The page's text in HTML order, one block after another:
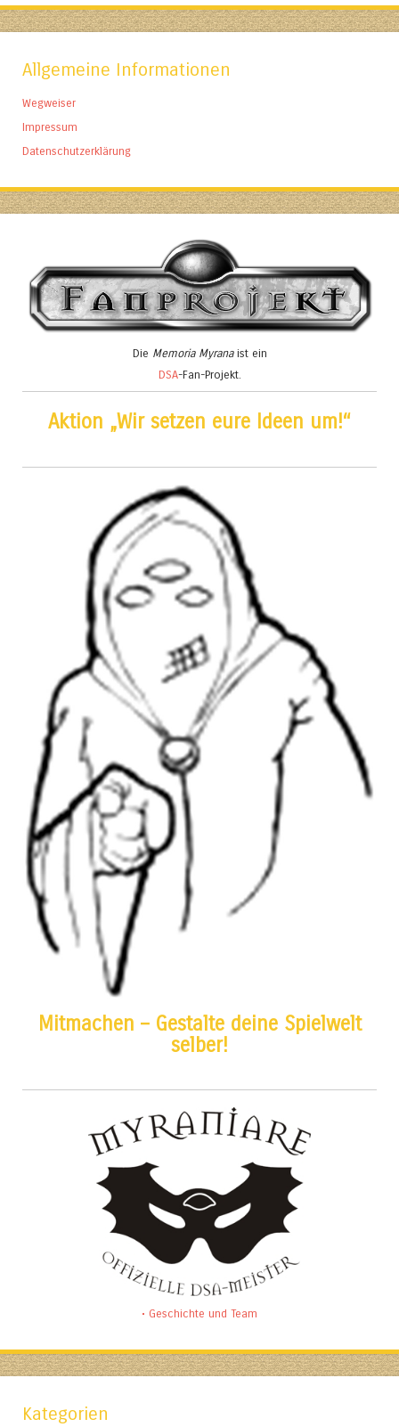
Allgemeine Informationen
Wegweiser
Impressum
Datenschutzerklärung
Die Memoria Myranaist ein
DSA-Fan-Projekt.
Aktion „Wir setzen eure Ideen um!“
Mitmachen – Gestalte deine Spielwelt
selber!
• Geschichte und Team
Kategorien